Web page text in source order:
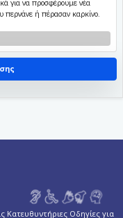
Κατευθυντήριες Οδηγίες για